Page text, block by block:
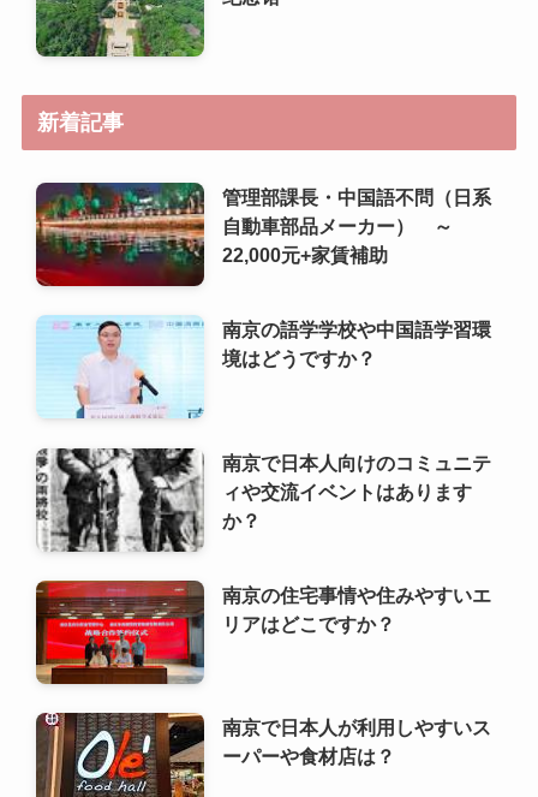
新着記事
管理部課長・中国語不問（日系
自動車部品メーカー） ～
22,000元+家賃補助
南京の語学学校や中国語学習環
境はどうですか？
南京で日本人向けのコミュニテ
ィや交流イベントはあります
か？
南京の住宅事情や住みやすいエ
リアはどこですか？
南京で日本人が利用しやすいス
ーパーや食材店は？